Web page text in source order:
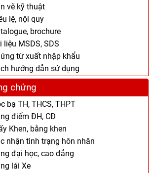
vẽ kỹ thuật
lệ, nội quy
brochure
liệu MSDS, SDS
từ xuất nhập khẩu
hướng dẫn sử dụng
chứng
bạ TH, THCS, THPT
điểm ĐH, CĐ
Khen, bằng khen
nhận tình trạng hôn nhân
đại học, cao đẳng
lái Xe